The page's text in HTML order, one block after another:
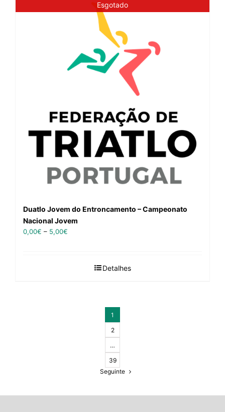
Esgotado
Duatlo Jovem do Entroncamento – Campeonato
Nacional Jovem
0,00€ – 5,00€
Detalhes
1
2
…
39
Seguinte